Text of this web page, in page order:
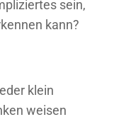
sein,
kann?
klein
weisen